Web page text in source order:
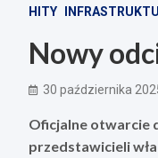
HITY
Nowy
30 października
Oficjalne otwarcie
przedstawicieli